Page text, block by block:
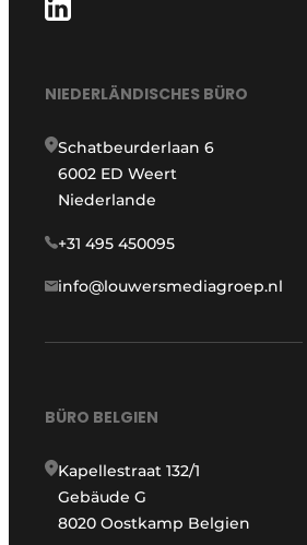
NIEDERLÄNDISCHES BÜRO
Schatbeurderlaan 6
6002 ED Weert
Niederlande
+31 495 450095
info@louwersmediagroep.nl
BÜRO BELGIEN
Kapellestraat 132/1
Gebäude G
8020 Oostkamp Belgien